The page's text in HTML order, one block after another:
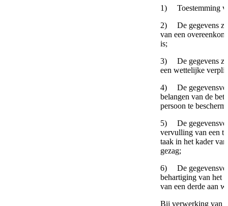
1) Toestemming
2) De gegevens
van een
is;
3) De gegevens
een wettelijke
4) De
belangen van de
persoon te
5) De
vervulling van een
taak in het kader
gezag;
6) De
behartiging van het
van een derde aan
Bij verwerking van